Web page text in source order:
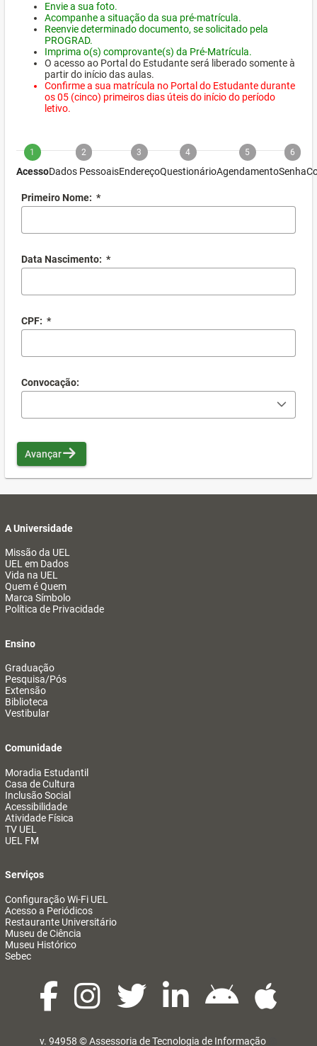
Envie a sua foto.
Acompanhe a situação da sua pré-matrícula.
Reenvie determinado documento, se solicitado pela
PROGRAD.
Imprima o(s) comprovante(s) da Pré-Matrícula.
O acesso ao Portal do Estudante será liberado somente à
partir do início das aulas.
Confirme a sua matrícula no Portal do Estudante durante
os 05 (cinco) primeiros dias úteis do início do período
letivo.
1
Acesso
2
Dados Pessoais
3
Endereço
4
Questionário
5
Agendamento
6
Senha
Primeiro Nome: *
Data Nascimento: *
CPF: *
Convocação:
Avançar
A Universidade
Missão da UEL
UEL em Dados
Vida na UEL
Quem é Quem
Marca Símbolo
Política de Privacidade
Ensino
Graduação
Pesquisa/Pós
Extensão
Biblioteca
Vestibular
Comunidade
Moradia Estudantil
Casa de Cultura
Inclusão Social
Acessibilidade
Atividade Física
TV UEL
UEL FM
Serviços
Configuração Wi-Fi UEL
Acesso a Periódicos
Restaurante Universitário
Museu de Ciência
Museu Histórico
Sebec
v. 94958 ©Assessoria de Tecnologia de Informação